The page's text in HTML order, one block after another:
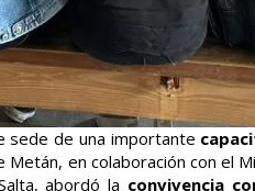
sede de una importante
en colaboración con el
abordó la convivencia